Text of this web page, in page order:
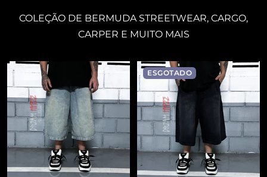
COLEÇÃO DE BERMUDA STREETWEAR, CARGO,
CARPER E MUITO MAIS
ESGOTADO